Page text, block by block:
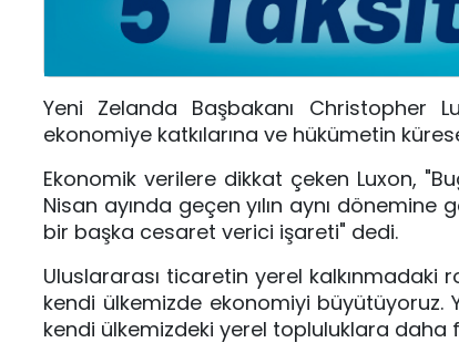
Yeni Zelanda Başbakanı Christopher
ekonomiye katkılarına ve hükümetin
Ekonomik verilere dikkat çeken Luxon,
Nisan ayında geçen yılın aynı
bir başka cesaret verici işareti" dedi.
Uluslararası ticaretin yerel kalkınmadaki
kendi ülkemizde ekonomiyi büyütüyoruz.
kendi ülkemizdeki yerel topluluklara daha